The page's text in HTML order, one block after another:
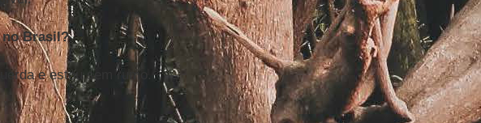
no Brasil?
e estou sem rumo.